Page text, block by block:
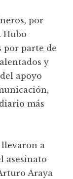
por
Hubo
por parte de
y
apoyo
más
llevaron a
asesinato
Araya